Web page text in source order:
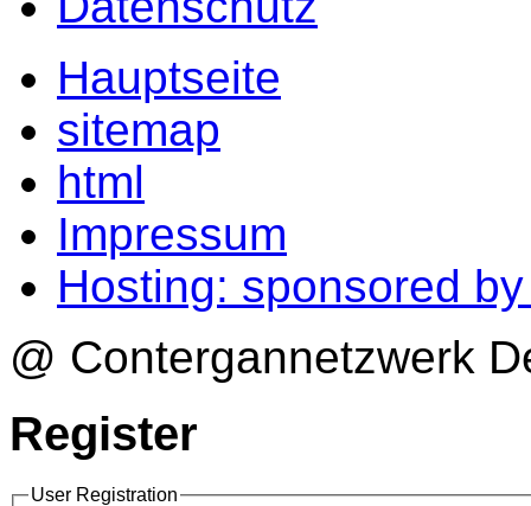
Hauptseite
sitemap
html
Impressum
Hosting: sponsored
@ Contergannetzwerk
Register
User Registration